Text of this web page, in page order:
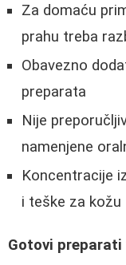
Za domaću
prahu treba
Obavezno
preparata
Nije
namenjene
Koncentracije
i teške za kožu
Gotovi preparati